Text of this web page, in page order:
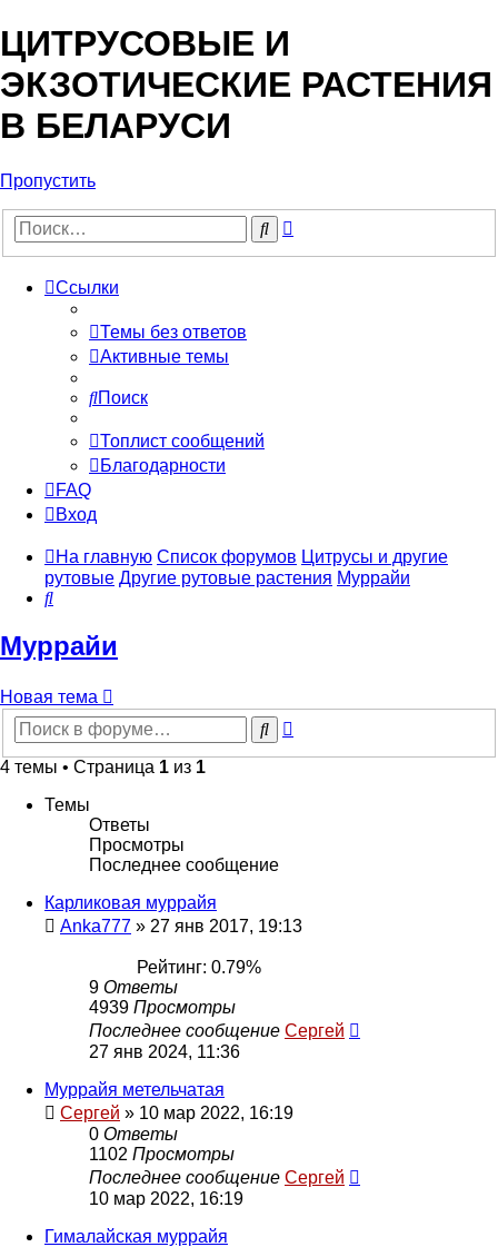
ЦИТРУСОВЫЕ И
ЭКЗОТИЧЕСКИЕ РАСТЕНИЯ
В БЕЛАРУСИ
Пропустить
Поиск
Ссылки
Темы без ответов
Активные темы
Поиск
Топлист сообщений
Благодарности
FAQ
Вход
На главную Список форумов Цитрусы и другие
рутовые Другие рутовые растения Муррайи
Поиск
Муррайи
Новая тема
Поиск
4 темы • Страница 1 из 1
Темы
Ответы
Просмотры
Последнее сообщение
Карликовая муррайя
Anka777 » 27 янв 2017, 19:13
Рейтинг: 0.79%
9 Ответы
4939 Просмотры
Последнее сообщение Сергей
27 янв 2024, 11:36
Муррайя метельчатая
Сергей » 10 мар 2022, 16:19
0 Ответы
1102 Просмотры
Последнее сообщение Сергей
10 мар 2022, 16:19
Гималайская муррайя